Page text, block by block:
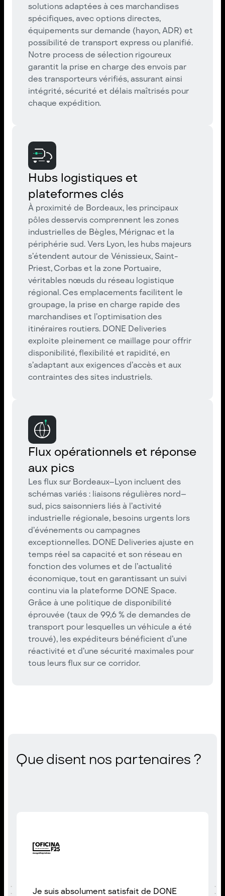
solutions adaptées à ces marchandises
spécifiques, avec options directes,
équipements sur demande (hayon, ADR) et
possibilité de transport express ou planifié.
Notre process de sélection rigoureux
garantit la prise en charge des envois par
des transporteurs vérifiés, assurant ainsi
intégrité, sécurité et délais maîtrisés pour
chaque expédition.
Hubs logistiques et
plateformes clés
À proximité de Bordeaux, les principaux
pôles desservis comprennent les zones
industrielles de Bègles, Mérignac et la
périphérie sud. Vers Lyon, les hubs majeurs
s’étendent autour de Vénissieux, Saint-
Priest, Corbas et la zone Portuaire,
véritables nœuds du réseau logistique
régional. Ces emplacements facilitent le
groupage, la prise en charge rapide des
marchandises et l’optimisation des
itinéraires routiers. DONE Deliveries
exploite pleinement ce maillage pour offrir
disponibilité, flexibilité et rapidité, en
s’adaptant aux exigences d’accès et aux
contraintes des sites industriels.
Flux opérationnels et réponse
aux pics
Les flux sur Bordeaux–Lyon incluent des
schémas variés : liaisons régulières nord–
sud, pics saisonniers liés à l’activité
industrielle régionale, besoins urgents lors
d’événements ou campagnes
exceptionnelles. DONE Deliveries ajuste en
temps réel sa capacité et son réseau en
fonction des volumes et de l’actualité
économique, tout en garantissant un suivi
continu via la plateforme DONE Space.
Grâce à une politique de disponibilité
éprouvée (taux de 99,6 % de demandes de
transport pour lesquelles un véhicule a été
trouvé), les expéditeurs bénéficient d’une
réactivité et d’une sécurité maximales pour
tous leurs flux sur ce corridor.
Que disent nos partenaires ?
Je suis absolument satisfait de DONE